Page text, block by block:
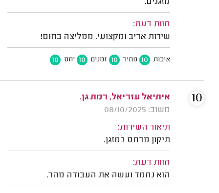
חוות דעת:
שירות אדיב ומקצועי. ממליצה בחום!
איכות 10 מחיר 10 זמנים 10 יחס 10
איתיאל עזריאל, רמת גן.
משוב: 08/10/2025
תיאור השירות:
תיקון מדחס במזגן.
חוות דעת:
הוא נחמד ועשה את העבודה מהר.
10